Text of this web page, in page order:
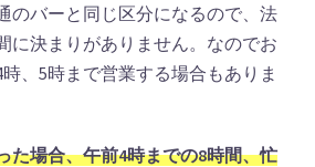
のバーと同じ区分になるので、法
に決まりがありません。なのでお
、5時まで営業する場合もありま
た場合、午前4時までの8時間、忙